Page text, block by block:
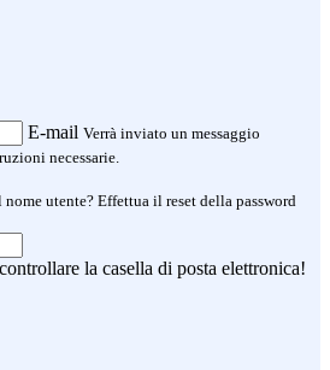
E-mail Verrà inviato un messaggio
necessarie.
utente? Effettua il reset della password
la casella di posta elettronica!